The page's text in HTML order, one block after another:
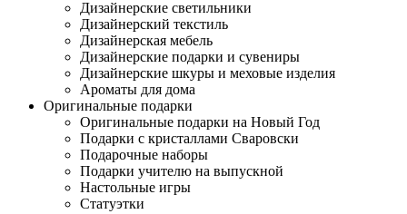
Дизайнерские светильники
Дизайнерский текстиль
Дизайнерская мебель
Дизайнерские подарки и сувениры
Дизайнерские шкуры и меховые изделия
Ароматы для дома
Оригинальные подарки
Оригинальные подарки на Новый Год
Подарки с кристаллами Сваровски
Подарочные наборы
Подарки учителю на выпускной
Настольные игры
Статуэтки